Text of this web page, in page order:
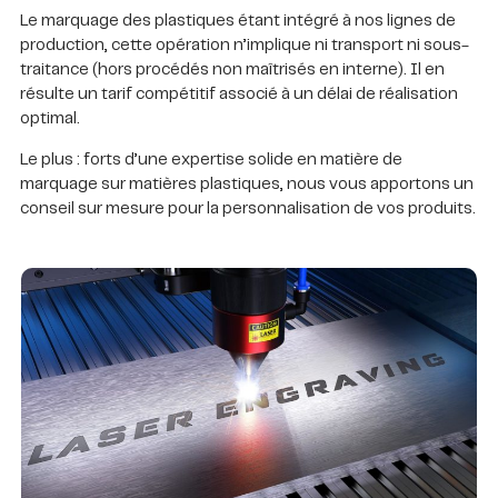
Le marquage des plastiques étant intégré à nos lignes de
production, cette opération n’implique ni transport ni sous-
traitance (hors procédés non maîtrisés en interne). Il en
résulte un tarif compétitif associé à un délai de réalisation
optimal.
Le plus : forts d’une expertise solide en matière de
marquage sur matières plastiques, nous vous apportons un
conseil sur mesure pour la personnalisation de vos produits.